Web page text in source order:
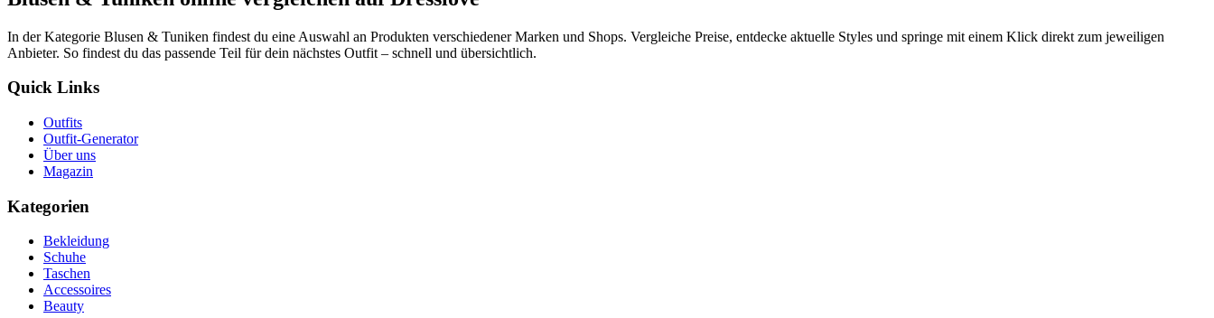
In der Kategorie Blusen & Tuniken findest du eine Auswahl an Produkten verschiedener Marken und Shops. Vergleiche Preise, entdecke aktuelle Styles und springe mit einem Klick direkt zum jeweiligen
Anbieter. So findest du das passende Teil für dein nächstes Outfit – schnell und übersichtlich.
Quick Links
Outfits
Outfit-Generator
Über uns
Magazin
Kategorien
Bekleidung
Schuhe
Taschen
Accessoires
Beauty